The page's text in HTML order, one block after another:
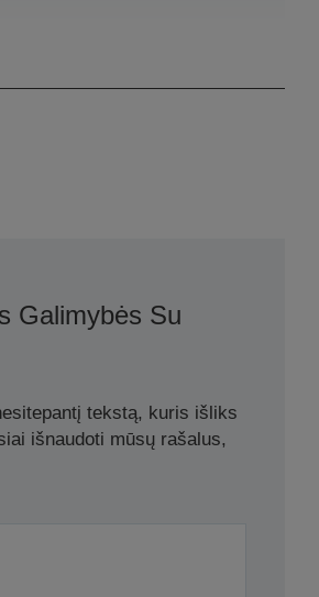
Galimybės Su
tekstą, kuris išliks
išnaudoti mūsų rašalus,